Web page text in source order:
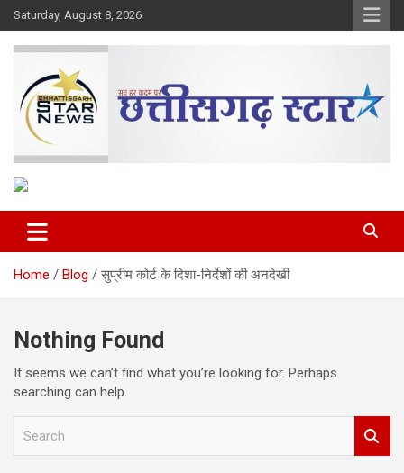
Skip
to
content
Saturday, August 8, 2026
Chhattisgarh Star
Home Blog सुप्रीम कोर्ट के दिशा-निर्देशों की अनदेखी
Nothing Found
It seems we can’t find what you’re looking for. Perhaps
searching can help.